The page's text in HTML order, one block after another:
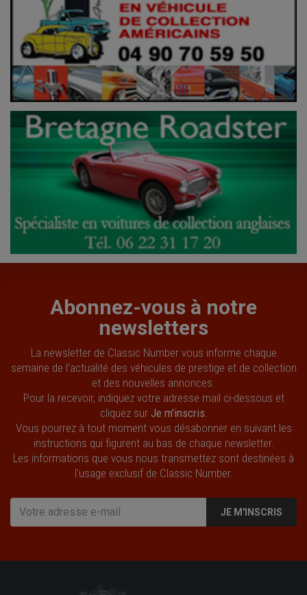
Abonnez-vous à notre
newsletters
La newsletter de Classic Number vous informe chaque
semaine de l’actualité des véhicules de prestige et de collection
et des nouvelles annonces.
Pour la recevoir, indiquez votre adresse mail ci-dessous et
cliquez sur Je m'inscris.
Vous pourrez à tout moment vous désabonner en suivant les
instructions qui figurent au bas de chaque newsletter.
Les informations que vous nous transmettez sont destinées à
l’usage exclusif de Classic Number.
JE M'INSCRIS